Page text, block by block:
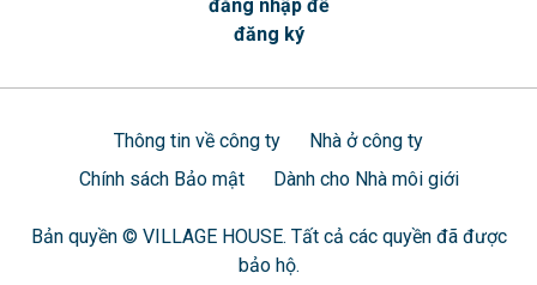
đăng nhập để
đăng ký
Thông tin về công ty
Nhà ở công ty
Chính sách Bảo mật
Dành cho Nhà môi giới
Bản quyền © VILLAGE HOUSE. Tất cả các quyền đã được
bảo hộ.